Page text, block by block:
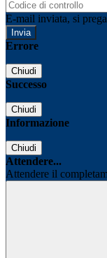
E-mail inviata, si
Errore
Chiudi
Successo
Chiudi
Informazione
Chiudi
Attendere...
Attendere il